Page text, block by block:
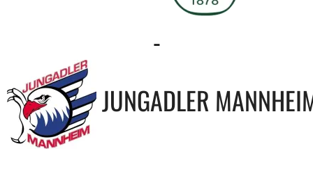
-
JUNGADLER